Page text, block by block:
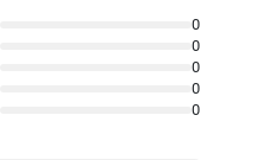
0
0
0
0
0